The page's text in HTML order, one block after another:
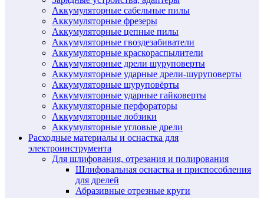
Аккумуляторные сабельные пилы
Аккумуляторные фрезеры
Аккумуляторные цепные пилы
Аккумуляторные гвоздезабиватели
Аккумуляторные краскораспылители
Аккумуляторные дрели шуруповерты
Аккумуляторные ударные дрели-шуруповерты
Аккумуляторные шуруповёрты
Аккумуляторные ударные гайковерты
Аккумуляторные перфораторы
Аккумуляторные лобзики
Аккумуляторные угловые дрели
Расходные материалы и оснастка для
электроинструмента
Для шлифования, отрезания и полирования
Шлифовальная оснастка и приспособления
для дрелей
Абразивные отрезные круги